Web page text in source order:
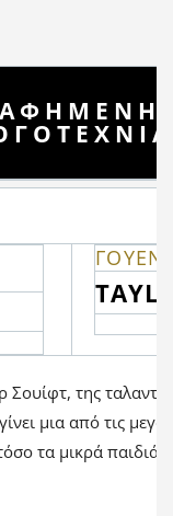
Σουίφτ, της
μια από τις
τα μικρά παιδιά